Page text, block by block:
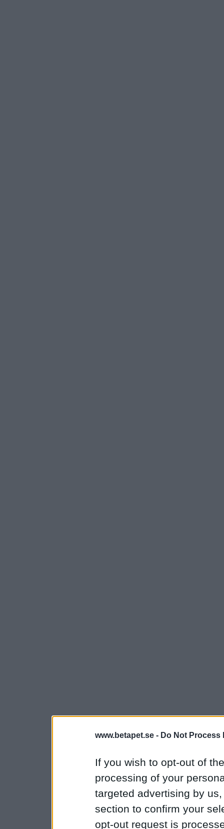
www.betapet.se - Do Not Process
If you wish to opt-out of
processing of your
targeted advertising by
section to confirm your
opt-out request is